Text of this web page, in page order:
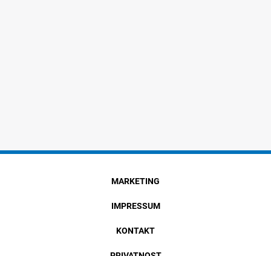
MARKETING
IMPRESSUM
KONTAKT